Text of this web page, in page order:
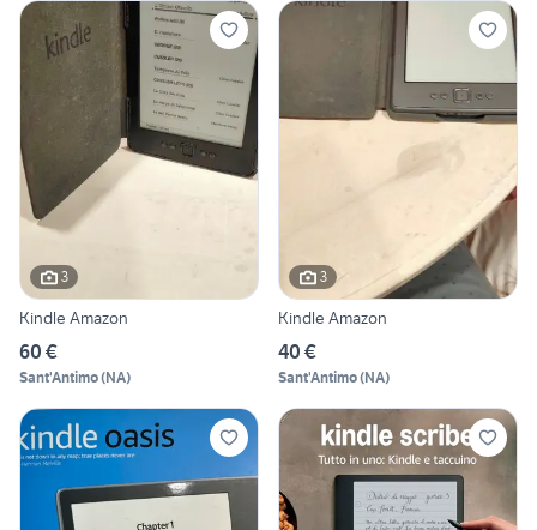
3
Kindle Amazon
60 €
Sant'Antimo(NA)
3
Kindle Amazon
40 €
Sant'Antimo(NA)